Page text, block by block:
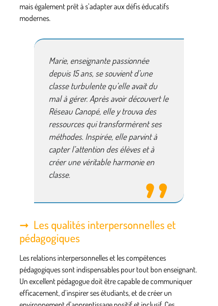
mais également prêt à s’adapter aux défis éducatifs
modernes.
Marie, enseignante passionnée
depuis 15 ans, se souvient d’une
classe turbulente qu’elle avait du
mal à gérer. Après avoir découvert le
Réseau Canopé, elle y trouva des
ressources qui transformèrent ses
méthodes. Inspirée, elle parvint à
capter l’attention des élèves et à
créer une véritable harmonie en
classe.
Les qualités interpersonnelles et
pédagogiques
Les relations interpersonnelles et les compétences
pédagogiques sont indispensables pour tout bon enseignant.
Un excellent pédagogue doit être capable de communiquer
efficacement, d’inspirer ses étudiants, et de créer un